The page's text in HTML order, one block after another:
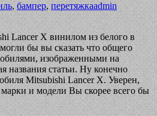
,бампер, перетяжкаadmin
Lancer X винилом из белого в
бы вы сказать что общего
изображенными на
названия статьи. Ну конечно
Mitsubishi Lancer X. Уверен,
марки и модели Вы скорее всего бы